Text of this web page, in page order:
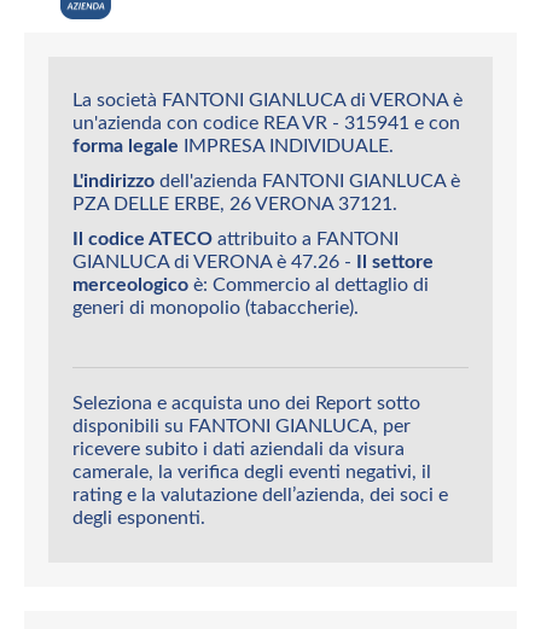
La società FANTONI GIANLUCA di VERONA è
un'azienda con codice REA VR - 315941 e con
forma legale IMPRESA INDIVIDUALE.
L'indirizzo dell'azienda FANTONI GIANLUCA è
PZA DELLE ERBE, 26 VERONA 37121.
Il codice ATECO attribuito a FANTONI
GIANLUCA di VERONA è 47.26 - Il settore
merceologico è: Commercio al dettaglio di
generi di monopolio (tabaccherie).
Seleziona e acquista uno dei Report sotto
disponibili su FANTONI GIANLUCA, per
ricevere subito i dati aziendali da visura
camerale, la verifica degli eventi negativi, il
rating e la valutazione dell’azienda, dei soci e
degli esponenti.